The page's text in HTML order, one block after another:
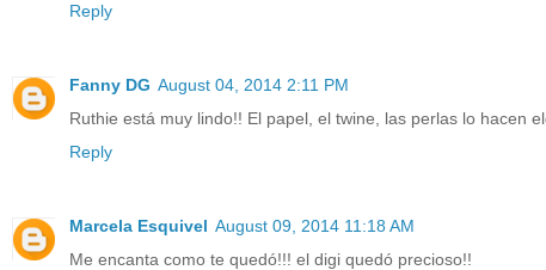
Reply
Fanny DG August 04, 2014 2:11 PM
Ruthie está muy lindo!! El papel, el twine, las perlas lo hacen
Reply
Marcela Esquivel August 09, 2014 11:18 AM
Me encanta como te quedó!!! el digi quedó precioso!!